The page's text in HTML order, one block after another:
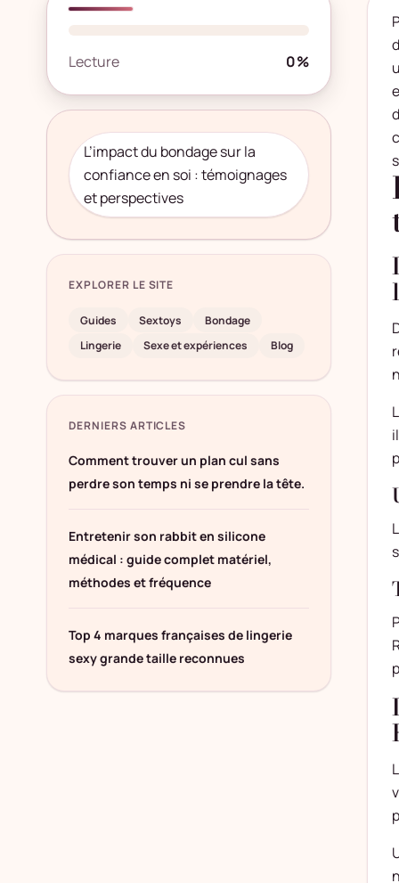
Lecture 0%
L’impact du bondage sur la
confiance en soi : témoignages
et perspectives
EXPLORER LE SITE
Guides Sextoys
Bondage
Lingerie
Sexe et expériences Blog
DERNIERS ARTICLES
Comment trouver un plan cul sans
perdre son temps ni se prendre la tête.
Entretenir son rabbit en silicone
médical : guide complet matériel,
méthodes et fréquence
Top 4 marques françaises de lingerie
sexy grande taille reconnues